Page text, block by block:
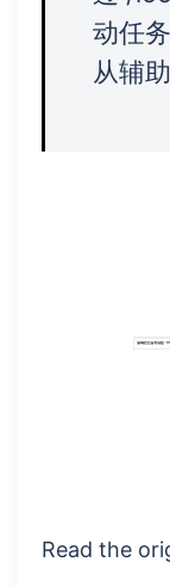
动任
从辅
Read the